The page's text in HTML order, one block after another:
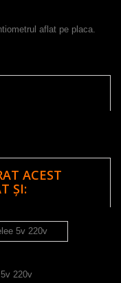
aflat pe placa.
ACEST
ȘI:
220v